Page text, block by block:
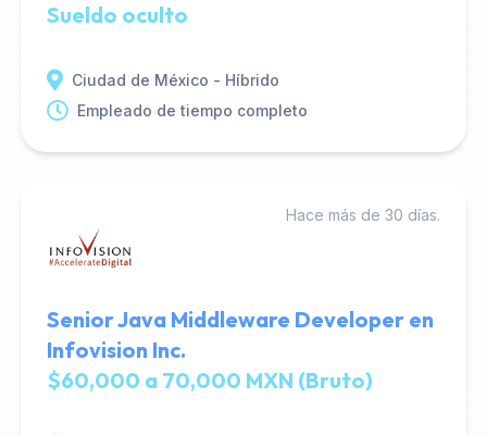
Sueldo oculto
Ciudad de México - Híbrido
Empleado de tiempo completo
Hace más de 30 días.
Senior Java Middleware Developer en
Infovision Inc.
$60,000 a 70,000 MXN (Bruto)